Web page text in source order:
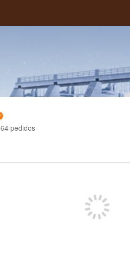
64 pedidos